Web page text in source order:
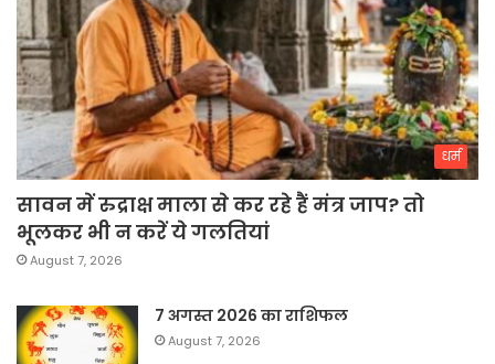
धर्म
सावन में रुद्राक्ष माला से कर रहे हैं मंत्र जाप? तो
भूलकर भी न करें ये गलतियां
August 7, 2026
7 अगस्त 2026 का राशिफल
August 7, 2026